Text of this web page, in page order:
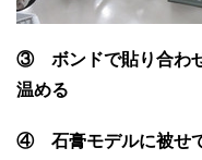
③ ボンドで貼り合わ
温める
④ 石膏モデルに被せ